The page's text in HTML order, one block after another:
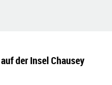
der Insel Chausey